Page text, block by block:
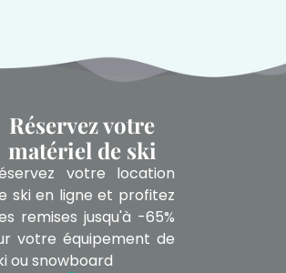
Réservez votre
matériel de ski
votre location
ski en ligne et profitez
remises jusqu'à -65%
votre équipement de
ou snowboard